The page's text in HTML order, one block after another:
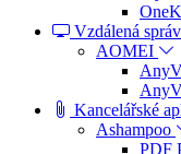
Vzdálená
AOMEI
Kancelářské
Ashampoo
PDF